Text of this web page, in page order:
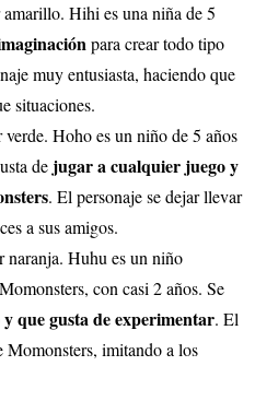
Hihi es una niña de 5
para crear todo tipo
muy entusiasta, haciendo que
situaciones.
Hoho es un niño de 5 años
de jugar a cualquier juego y
. El personaje se dejar llevar
a sus amigos.
naranja. Huhu es un niño
con casi 2 años. Se
que gusta de experimentar. El
Momonsters, imitando a los